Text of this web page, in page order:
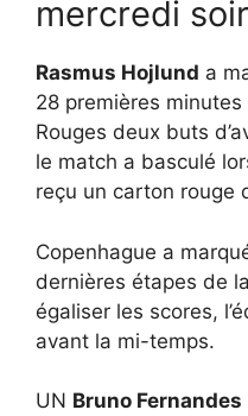
mercredi
Rasmus Hojlund a
28 premières
Rouges deux buts
le match a basculé
reçu un carton rouge
Copenhague a
dernières étapes de
égaliser les scores,
avant la mi-temps.
UN Bruno Fernandes